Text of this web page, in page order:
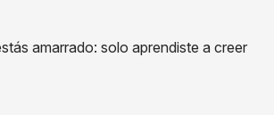
amarrado: solo aprendiste a creer